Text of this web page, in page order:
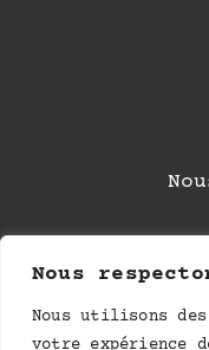
Nous
Nous utilisons
votre expérience